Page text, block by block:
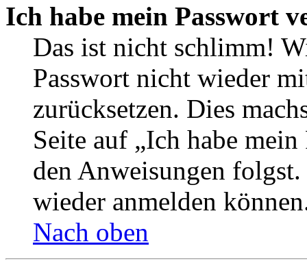
Ich habe mein Passwort
Das ist nicht schlimm!
Passwort nicht wieder
zurücksetzen. Dies
Seite auf „Ich habe
den Anweisungen
wieder anmelden
Nach oben